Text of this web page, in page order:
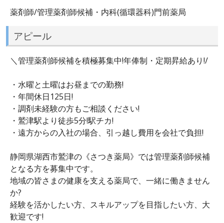
薬剤師/管理薬剤師候補・内科(循環器科)門前薬局
アピール
＼管理薬剤師候補を積極募集中!年俸制・定期昇給あり!/
・水曜と土曜はお昼までの勤務!
・年間休日125日!
・調剤未経験の方もご相談ください!
・鷲津駅より徒歩5分!駅チカ!
・遠方からの入社の場合、引っ越し費用を会社で負担!
静岡県湖西市鷲津の《さつき薬局》では管理薬剤師候補
となる方を募集中です。
地域の皆さまの健康を支える薬局で、一緒に働きません
か?
経験を活かしたい方、スキルアップを目指したい方、大
歓迎です!